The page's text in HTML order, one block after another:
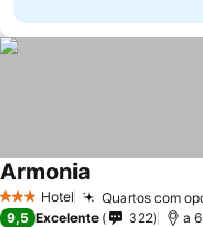
3 EstrelasHotel Quartos com
Armonia
9,5 Excelente 322 a